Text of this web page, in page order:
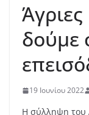
δούμε
19 Ιουνίου 2022
Η σύλληψη του